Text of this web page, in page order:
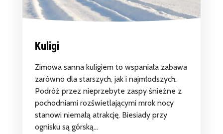
Kuligi
Zimowa sanna kuligiem to wspaniała zabawa
zarówno dla starszych, jak i najmłodszych.
Podróż przez nieprzebyte zaspy śnieżne z
pochodniami rozświetlającymi mrok nocy
stanowi niemałą atrakcję. Biesiady przy
ognisku są górską...